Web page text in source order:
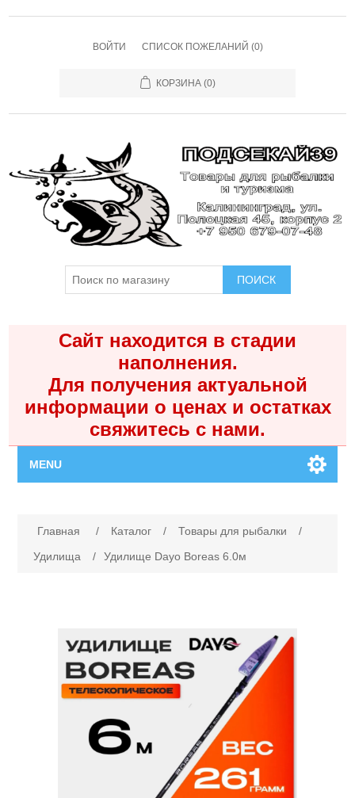
ВОЙТИ СПИСОК ПОЖЕЛАНИЙ (0)
КОРЗИНА (0)
ПОИСК
Сайт находится в стадии
наполнения.
Для получения актуальной
информации о ценах и остатках
свяжитесь с нами.
MENU
Каталог
Товары для рыбалки
Личный кабинет
Поиск
Главная / Каталог / Товары для рыбалки
/
Удилища
/ Удилище Dayo Boreas 6.0м